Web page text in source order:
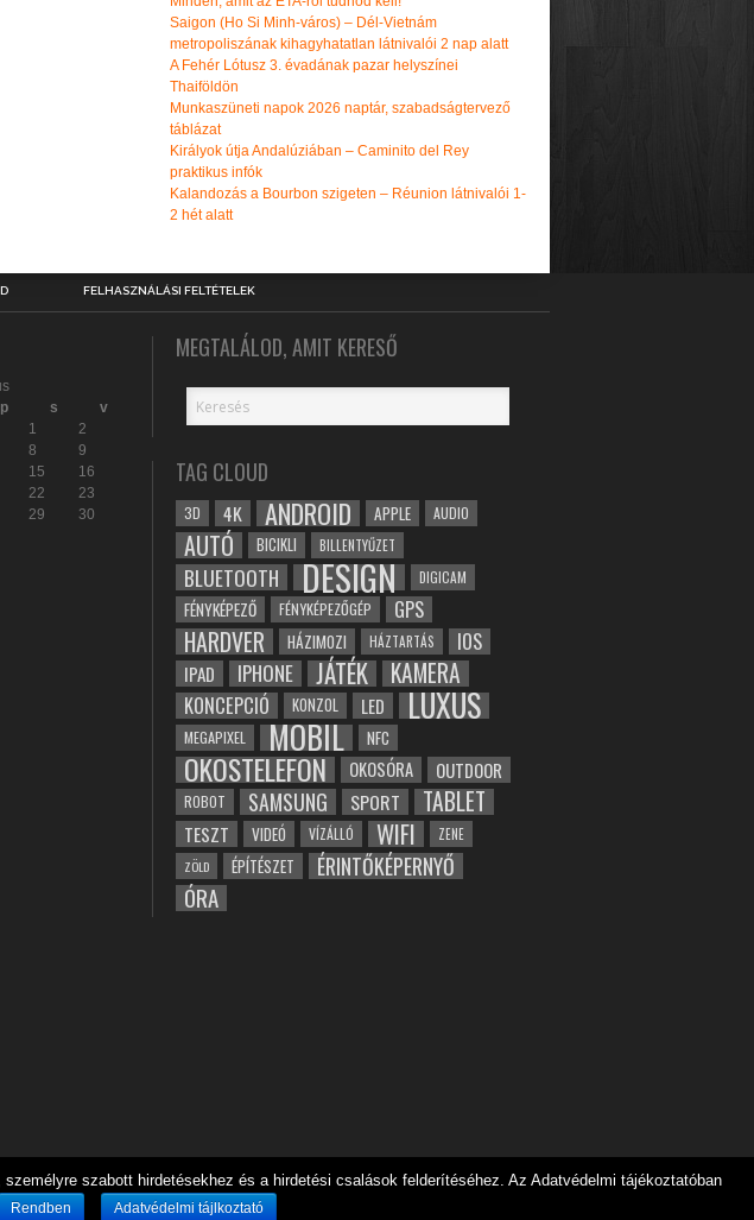
Saigon (Ho Si Minh-város) – Dél-Vietnám
metropoliszának kihagyhatatlan látnivalói 2 nap alatt
A Fehér Lótusz 3. évadának pazar helyszínei
Thaiföldön
Munkaszüneti napok 2026 naptár, szabadságtervező
táblázat
Királyok útja Andalúziában – Caminito del Rey
praktikus infók
Kalandozás a Bourbon szigeten – Réunion látnivalói 1-
2 hét alatt
FELHASZNÁLÁSI FELTÉTELEK
p s
v
1
2
8
9
15
16
22
23
29
30
MEGTALÁLOD, AMIT KERESŐ
TAG CLOUD
3D 4K ANDROID APPLE AUDIO
AUTÓ BICIKLI BILLENTYŰZET
BLUETOOTH DESIGN DIGICAM
FÉNYKÉPEZŐ FÉNYKÉPEZŐGÉP GPS
HARDVER HÁZIMOZI HÁZTARTÁS IOS
IPAD IPHONE JÁTÉK KAMERA
KONCEPCIÓ KONZOL LED LUXUS
MEGAPIXEL MOBIL NFC
OKOSTELEFON OKOSÓRA OUTDOOR
ROBOT SAMSUNG SPORT TABLET
TESZT VIDEÓ VÍZÁLLÓ WIFI
ZENE
ZÖLD
ÉPÍTÉSZET ÉRINTŐKÉPERNYŐ
ÓRA
szabott hirdetésekhez és a hirdetési csalások felderítéséhez. Az Adatvédelmi tájékoztatóban
Rendben Adatvédelmi tájlkoztató